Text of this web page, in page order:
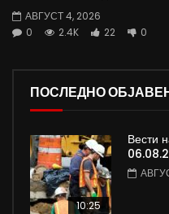
АВГУСТ 4, 2026
0
2.4K 22 0
ПОСЛЕДНО
10:25
Вести